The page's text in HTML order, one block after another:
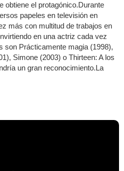
obtiene el protagónico.Durante
papeles en televisión en
más con multitud de trabajos en
en una actriz cada vez
son Prácticamente magia (1998),
Simone (2003) o Thirteen: A los
un gran reconocimiento.La